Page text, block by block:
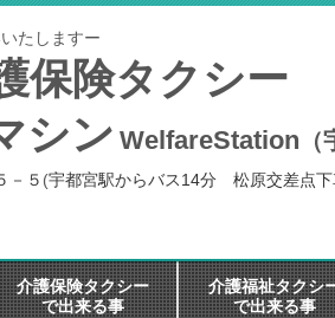
たしますー
保険タクシー
シン WelfareStation
－５ (宇都宮駅からバス14分 松原交差点下
介護保険タクシー
で出来る事
介護福祉タクシ
で出来る事